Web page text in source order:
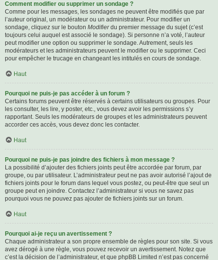
Comment modifier ou supprimer un sondage ?
Comme pour les messages, les sondages ne peuvent être modifiés que par
l’auteur original, un modérateur ou un administrateur. Pour modifier un
sondage, cliquez sur le bouton Modifierdu premier message du sujet (c’est
toujours celui auquel est associé le sondage). Si personne n’a voté, l’auteur
peut modifier une option ou supprimer le sondage. Autrement, seuls les
modérateurs et les administrateurs peuvent le modifier ou le supprimer. Ceci
pour empêcher le trucage en changeant les intitulés en cours de sondage.
Haut
Pourquoi ne puis-je pas accéder à un forum ?
Certains forums peuvent être réservés à certains utilisateurs ou groupes. Pour
les consulter, les lire, y poster, etc., vous devez avoir les permissions s’y
rapportant. Seuls les modérateurs de groupes et les administrateurs peuvent
accorder ces accès, vous devez donc les contacter.
Haut
Pourquoi ne puis-je pas joindre des fichiers à mon message ?
La possibilité d’ajouter des fichiers joints peut être accordée par forum, par
groupe, ou par utilisateur. L’administrateur peut ne pas avoir autorisé l’ajout de
fichiers joints pour le forum dans lequel vous postez, ou peut-être que seul un
groupe peut en joindre. Contactez l’administrateur si vous ne savez pas
pourquoi vous ne pouvez pas ajouter de fichiers joints sur un forum.
Haut
Pourquoi ai-je reçu un avertissement ?
Chaque administrateur a son propre ensemble de règles pour son site. Si vous
avez dérogé à une règle, vous pouvez recevoir un avertissement. Notez que
c’est la décision de l’administrateur, et que phpBB Limited n’est pas concerné